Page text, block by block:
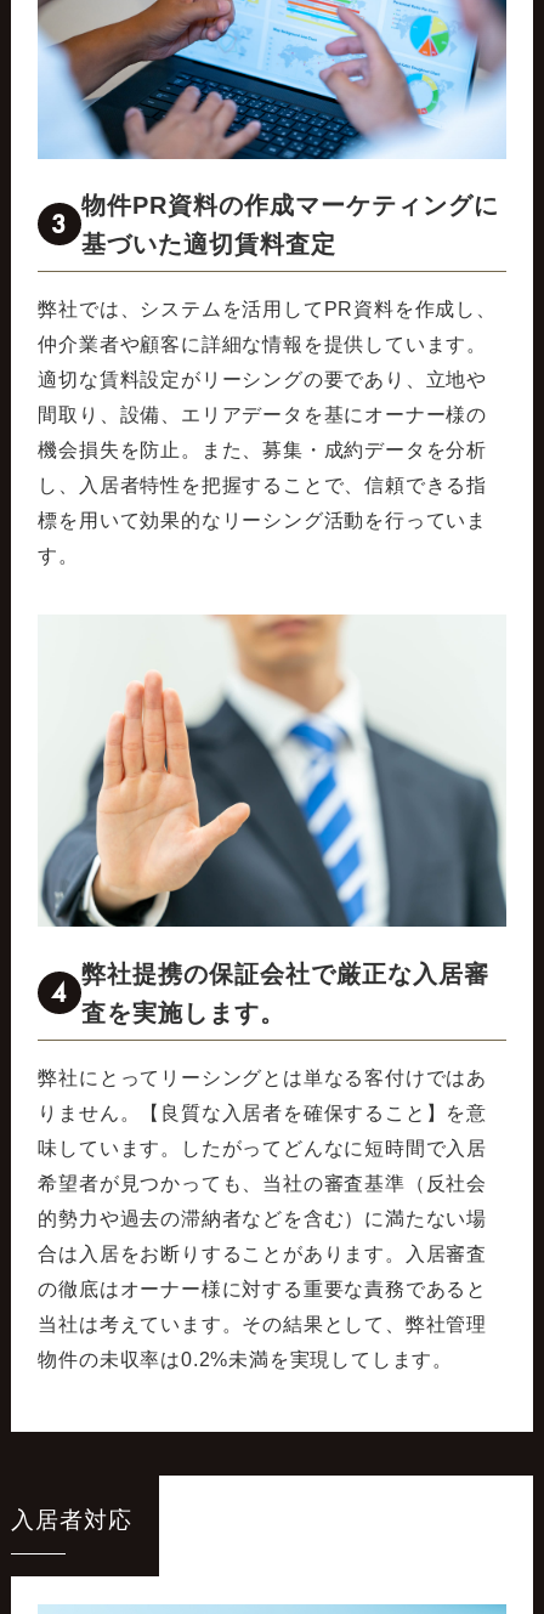
3
物件PR資料の作成マーケティングに
基づいた適切賃料査定
弊社では、システムを活用してPR資料を作成し、
仲介業者や顧客に詳細な情報を提供しています。
適切な賃料設定がリーシングの要であり、立地や
間取り、設備、エリアデータを基にオーナー様の
機会損失を防止。また、募集・成約データを分析
し、入居者特性を把握することで、信頼できる指
標を用いて効果的なリーシング活動を行っていま
す。
4
弊社提携の保証会社で厳正な入居審
査を実施します。
弊社にとってリーシングとは単なる客付けではあ
りません。【良質な入居者を確保すること】を意
味しています。したがってどんなに短時間で入居
希望者が見つかっても、当社の審査基準（反社会
的勢力や過去の滞納者などを含む）に満たない場
合は入居をお断りすることがあります。入居審査
の徹底はオーナー様に対する重要な責務であると
当社は考えています。その結果として、弊社管理
物件の未収率は0.2%未満を実現してします。
入居者対応